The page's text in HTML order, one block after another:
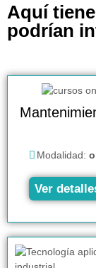
Aquí
podrían
Modalidad:
Ver